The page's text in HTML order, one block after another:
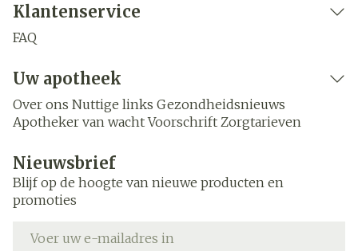
Klantenservice
FAQ
Uw apotheek
Over ons Nuttige links Gezondheidsnieuws
Apotheker van wacht Voorschrift Zorgtarieven
Nieuwsbrief
Blijf op de hoogte van nieuwe producten en
promoties